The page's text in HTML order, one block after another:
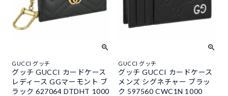
GUCCI グッチ
グッチ GUCCI カードケース
レディース GGマーモント ブ
ラック 627064 DTDHT 1000
GUCCI グッチ
グッチ GUCCI カードケース
メンズ シグネチャー ブラッ
ク 597560 CWC1N 1000